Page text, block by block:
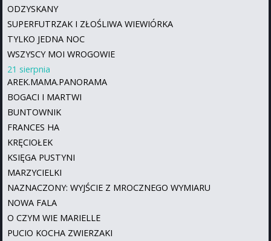
ODZYSKANY
SUPERFUTRZAK I ZŁOŚLIWA WIEWIÓRKA
TYLKO JEDNA NOC
WSZYSCY MOI WROGOWIE
21 sierpnia
AREK.MAMA.PANORAMA
BOGACI I MARTWI
BUNTOWNIK
FRANCES HA
KRĘCIOŁEK
KSIĘGA PUSTYNI
MARZYCIELKI
NAZNACZONY: WYJŚCIE Z MROCZNEGO WYMIARU
NOWA FALA
O CZYM WIE MARIELLE
PUCIO KOCHA ZWIERZAKI